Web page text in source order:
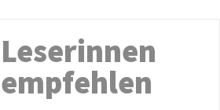
Leserinnen
empfehlen